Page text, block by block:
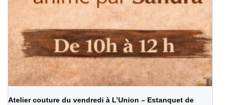
Atelier couture du vendredi à L’Union – Estanquet de